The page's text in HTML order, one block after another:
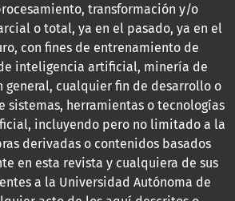
transformación y/o
o total, ya en el pasado, ya en el
con fines de entrenamiento de
inteligencia artificial, minería de
general, cualquier fin de desarrollo o
sistemas, herramientas o tecnologías
incluyendo pero no limitado a la
derivadas o contenidos basados
en esta revista y cualquiera de sus
a la Universidad Autónoma de